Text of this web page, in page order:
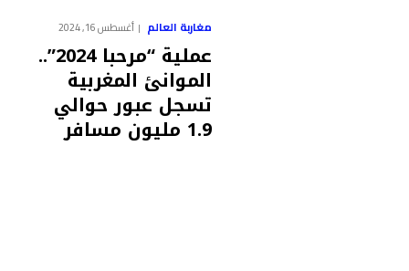
مغاربة العالم أغسطس 16, 2024
عملية “مرحبا 2024”..
الموانئ المغربية
تسجل عبور حوالي
1.9 مليون مسافر